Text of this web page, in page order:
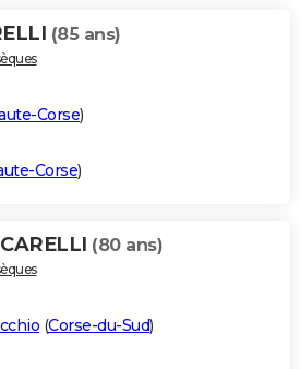
(85 ans)
Corse)
Corse)
(80 ans)
(Corse-du-Sud)